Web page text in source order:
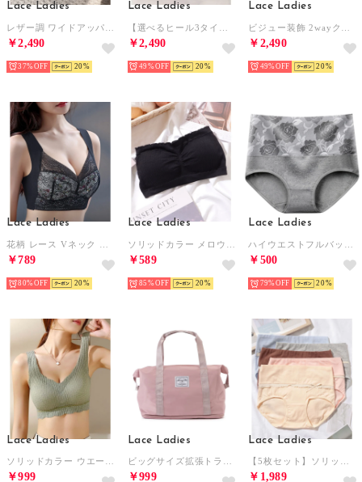
Lace Ladies
￥2,490
37% 20
Lace Ladies
￥2,490
49% 20
Lace Ladies
￥2,490
49% 20
Lace Ladies
￥789
80% 20
Lace Ladies
￥589
85% 20
Lace Ladies
￥500
79% 20
Lace Ladies
￥999
Lace Ladies
￥999
Lace Ladies
￥1,989